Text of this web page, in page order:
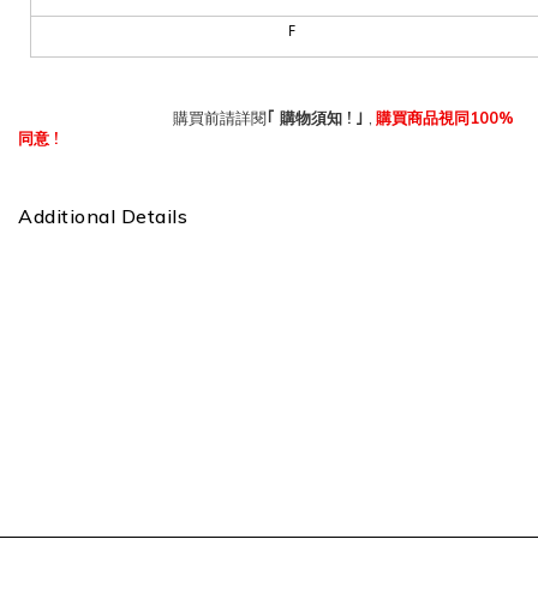
F
購買前請詳閱 ｢ 購物須知 ! ｣ 購買商品視同 100%
同意 !
Additional Details